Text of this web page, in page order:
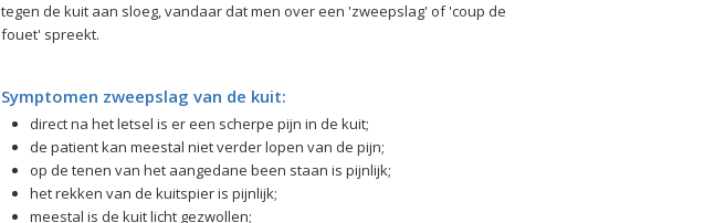
tegen de kuit aan sloeg, vandaar dat men over een 'zweepslag' of 'coup de
fouet' spreekt.
Symptomen zweepslag van de kuit:
direct na het letsel is er een scherpe pijn in de kuit;
de patient kan meestal niet verder lopen van de pijn;
op de tenen van het aangedane been staan is pijnlijk;
het rekken van de kuitspier is pijnlijk;
meestal is de kuit licht gezwollen;